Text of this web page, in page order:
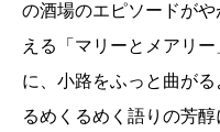
の酒場のエピソードが
える「マリーとメアリ
に、小路をふっと曲が
るめくるめく語りの芳